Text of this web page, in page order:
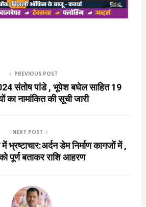
PREVIOUS POST
संतोष पांडे , भूपेश बघेल साहित 19
का नामांकित की सूची जारी
NEXT POST
भ्रष्टाचार:अर्दन डेम निर्माण कागजों में ,
पूर्ण बताकर राशि आहरण